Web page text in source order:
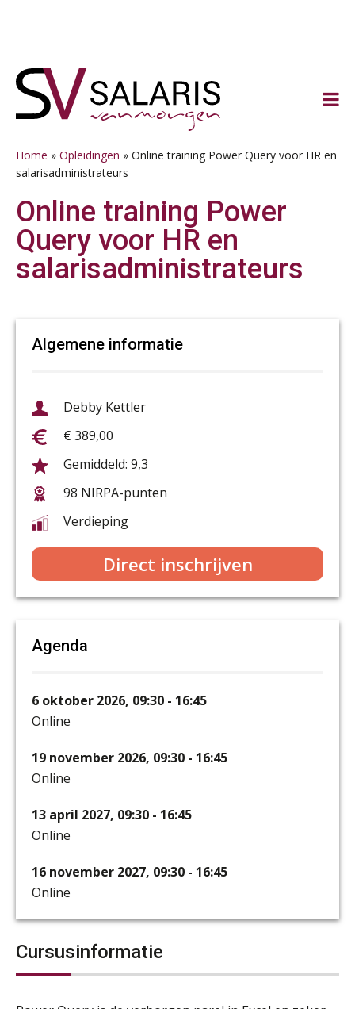
naar
hoofdnavigatie
naar
hoofd
naar
eerste
naar
voettekst
Home » Opleidingen » Online training Power Query voor HR en
salarisadministrateurs
Online training Power
Query voor HR en
salarisadministrateurs
Algemene informatie
Debby Kettler
€ 389,00
9,3
98 NIRPA-punten
Verdieping
Direct inschrijven
Agenda
6 oktober 2026, 09:30 - 16:45
Online
19 november 2026, 09:30 - 16:45
Online
13 april 2027, 09:30 - 16:45
Online
16 november 2027, 09:30 - 16:45
Online
Cursusinformatie